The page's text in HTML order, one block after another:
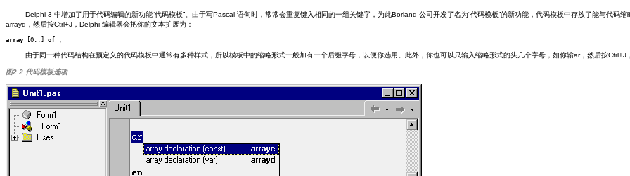
Delphi 3 中增加了用于代码编辑的新功能“代码模板”。由于写Pascal 语句时，常常会重复键入相同的一组关键字，为此Borland 公司开发了名为“代码模板”的新功能，代码模板中存放了能与代码
arrayd，然后按Ctrl+J，Delphi 编辑器会把你的文本扩展为：
array [0..] of
由于同一种代码结构在预定义的代码模板中通常有多种样式，所以模板中的缩略形式一般加有一个后缀字母，以便你选用。此外，你也可以只输入缩略形式的头几个字母，如你输ar，然后按
图2.2 代码模板选项